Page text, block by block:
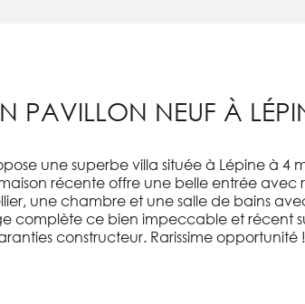
PAVILLON NEUF À
une superbe villa située à Lépine à 4
récente offre une belle entrée
une chambre et une salle de bains
complète ce bien impeccable et récent
constructeur. Rarissime opportunité !